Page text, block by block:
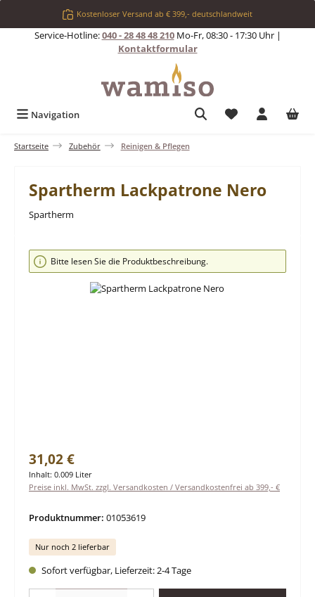
Zum Hauptinhalt springenKostenloser Versand ab € 399,- deutschlandweit
Service-Hotline:040 - 28 48 48 210Mo-Fr, 08:30 - 17:30 Uhr |
Kontaktformular
Navigation Du hast 0
Startseite Zubehör Reinigen & Pflegen
Spartherm Lackpatrone Nero
Spartherm
Bildergalerie überspringen
Bitte lesen Sie die Produktbeschreibung.
Regulärer Preis:
31,02 €
Inhalt: 0.009 Liter
Preise inkl. MwSt. zzgl. Versandkosten / Versandkostenfrei ab 399,- €
Produktnummer: 01053619
Nur noch 2 lieferbar
Sofort verfügbar, Lieferzeit: 2-4 Tage